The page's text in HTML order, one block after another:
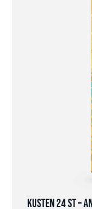
Kusten 24 st –